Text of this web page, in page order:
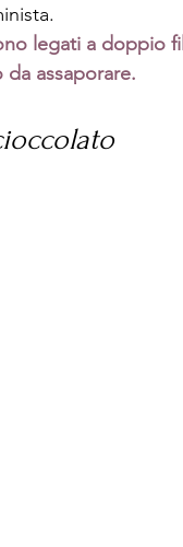
legati a doppio
assaporare.